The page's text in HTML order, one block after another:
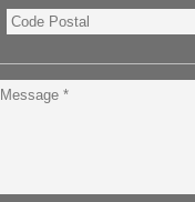
Code
Postal
Message